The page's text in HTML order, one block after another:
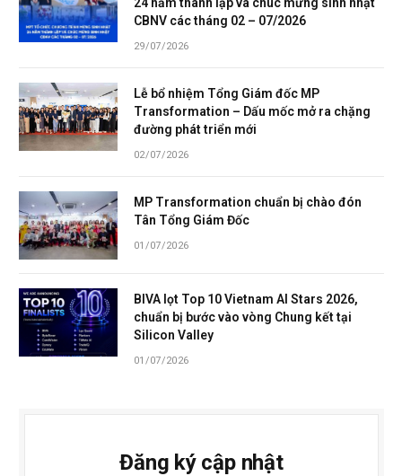
CBNV các tháng 02 – 07/2026
29/07/2026
Lễ bổ nhiệm Tổng Giám đốc MP
Transformation – Dấu mốc mở ra chặng
đường phát triển mới
02/07/2026
MP Transformation chuẩn bị chào đón
Tân Tổng Giám Đốc
01/07/2026
BIVA lọt Top 10 Vietnam AI Stars 2026,
chuẩn bị bước vào vòng Chung kết tại
Silicon Valley
01/07/2026
Đăng ký cập nhật